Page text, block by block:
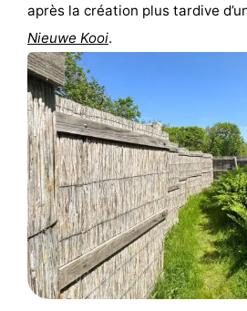
vélo
Randonnée
Équitation
Peche
Sportive
Equitation
Promenade
sur
les
Wadden
Observation
des
phoques
Boire
manger
Événements
Pratiques
après la création plus tardive
Nieuwe Kooi.